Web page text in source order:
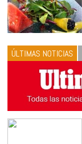
ÚLTIMAS NOTICIAS